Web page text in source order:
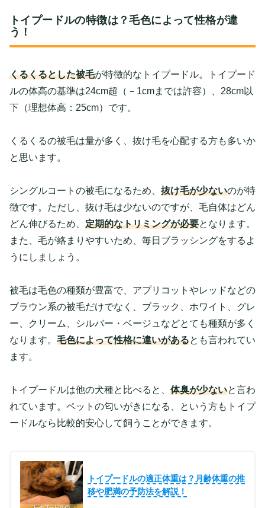
トイプードルの特徴は？毛色によって性格が違
う！
くるくるとした被毛が特徴的なトイプードル。トイプード
ルの体高の基準は24cm超（－1cmまでは許容）、28cm以
下（理想体高：25cm）です。
くるくるの被毛は量が多く、抜け毛を心配する方も多いか
と思います。
シングルコートの被毛になるため、 抜け毛が少ないのが特
徴です。ただし、抜け毛は少ないのですが、毛自体はどん
どん伸びるため、 定期的なトリミングが必要となります。
また、毛が絡まりやすいため、毎日ブラッシングをするよ
うにしましょう。
被毛は毛色の種類が豊富で、アプリコットやレッドなどの
ブラウン系の被毛だけでなく、ブラック、ホワイト、グレ
ー、クリーム、シルバー・ベージュなどとても種類が多く
なります。 毛色によって性格に違いがあるとも言われてい
ます。
トイプードルは他の犬種と比べると、 体臭が少ないと言わ
れています。ペットの匂いがきになる、という方もトイプ
ードルなら比較的安心して飼うことができます。
トイプードルの適正体重は？月齢体重の推
移や肥満の予防法を解説！